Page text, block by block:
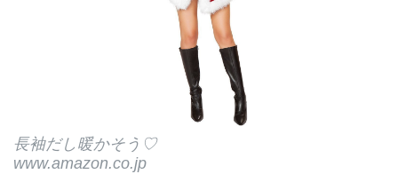
長袖だし暖かそう♡
www.amazon.co.jp